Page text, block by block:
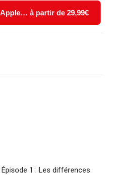
à partir de 29,99€
1 : Les différences